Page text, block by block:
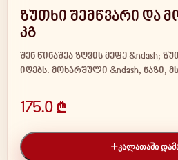
ზუთხი შემწვარი და
კგ
შენ წინაშეა ზღვის მეფე &ndash;
იღებს: მოხარშული &ndash; ნაზი,
175.0 ₾
ᲙᲐᲚᲐᲗᲐᲨᲘ